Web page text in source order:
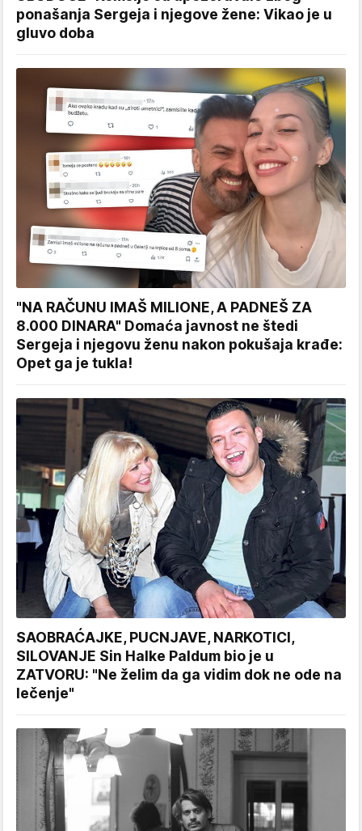
ponašanja Sergeja i njegove žene: Vikao je u
gluvo doba
"NA RAČUNU IMAŠ MILIONE, A PADNEŠ ZA
8.000 DINARA" Domaća javnost ne štedi
Sergeja i njegovu ženu nakon pokušaja krađe:
Opet ga je tukla!
SAOBRAĆAJKE, PUCNJAVE, NARKOTICI,
SILOVANJE Sin Halke Paldum bio je u
ZATVORU: "Ne želim da ga vidim dok ne ode na
lečenje"